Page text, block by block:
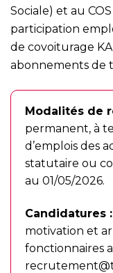
Sociale) et au
participation
de covoiturage
abonnements de
Modalités de
permanent, à
d’emplois des
statutaire ou
au 01/05/2026.
Candidatures :
motivation et
fonctionnaires